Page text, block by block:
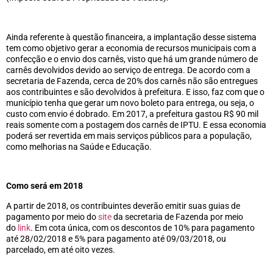
Ainda referente à questão financeira, a implantação desse sistema
tem como objetivo gerar a economia de recursos municipais com a
confecção e o envio dos carnês, visto que há um grande número de
carnês devolvidos devido ao serviço de entrega. De acordo com a
secretaria de Fazenda, cerca de 20% dos carnês não são entregues
aos contribuintes e são devolvidos à prefeitura. E isso, faz com que o
município tenha que gerar um novo boleto para entrega, ou seja, o
custo com envio é dobrado. Em 2017, a prefeitura gastou R$ 90 mil
reais somente com a postagem dos carnês de IPTU. E essa economia
poderá ser revertida em mais serviços públicos para a população,
como melhorias na Saúde e Educação.
Como será em 2018
A partir de 2018, os contribuintes deverão emitir suas guias de
pagamento por meio dositeda secretaria de Fazenda por meio
do link. Em cota única, com os descontos de 10% para pagamento
até 28/02/2018 e 5% para pagamento até 09/03/2018, ou
parcelado, em até oito vezes.